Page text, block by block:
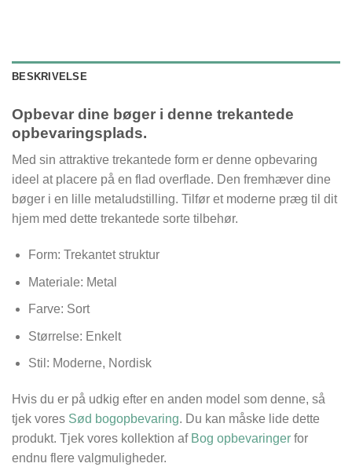
BESKRIVELSE
Opbevar dine bøger i denne trekantede
opbevaringsplads.
Med sin attraktive trekantede form er denne opbevaring
ideel at placere på en flad overflade. Den fremhæver dine
bøger i en lille metaludstilling. Tilfør et moderne præg til dit
hjem med dette trekantede sorte tilbehør.
Form: Trekantet struktur
Materiale: Metal
Farve: Sort
Størrelse: Enkelt
Stil: Moderne, Nordisk
Hvis du er på udkig efter en anden model som denne, så
tjek vores Sød bogopbevaring. Du kan måske lide dette
produkt. Tjek vores kollektion af Bog opbevaringer for
endnu flere valgmuligheder.